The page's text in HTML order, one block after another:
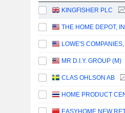
KINGFISHER PLC
THE HOME DEPOT,
LOWE'S
MR D.I.Y. GROUP (M)
CLAS OHLSON AB
HOME PRODUCT